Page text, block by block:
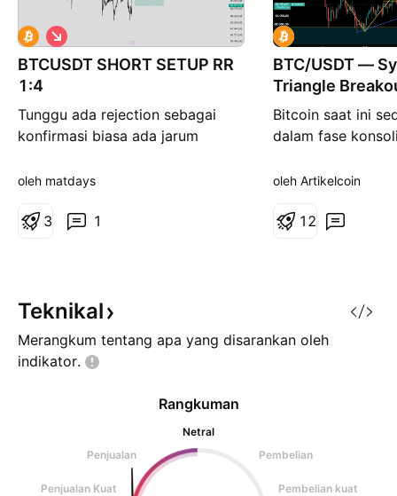
BTCUSDT SHORT SETUP RR
1:4
Tunggu ada rejection sebagai
konfirmasi biasa ada jarum
institusi
P
e
n
l
a
oleh matdays
1
3
BTC/USDT —
Triangle
Bitcoin saat ini
dalam fase
Triangle pada
serangkaian
keseimbangan
oleh Artikelcoin
1 2
Teknikal
Merangkum tentang apa yang disarankan oleh
indikator.
Rangkuman
Netral
Penjualan
Pembelian
Penjualan Kuat Pembelian kuat